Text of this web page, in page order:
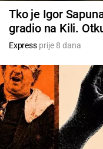
Tko je Igor
gradio na Kili.
Expressprije 8 dana